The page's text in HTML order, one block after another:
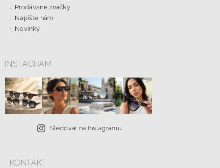
Prodávané značky
Napište nám
Novinky
INSTAGRAM
Sledovat na Instagramu
KONTAKT